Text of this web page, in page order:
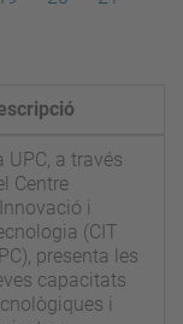
UPC, a través
Centre
i
(CIT
presenta les
capacitats
i